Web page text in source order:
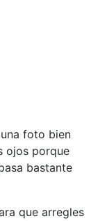
foto bien
ojos porque
bastante
que arregles